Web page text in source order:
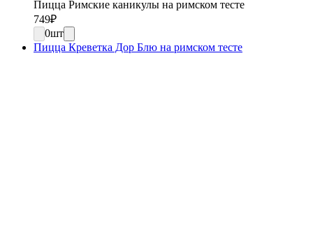
Пицца Римские каникулы на римском тесте
749₽
0шт
Пицца Креветка Дор Блю на римском тесте